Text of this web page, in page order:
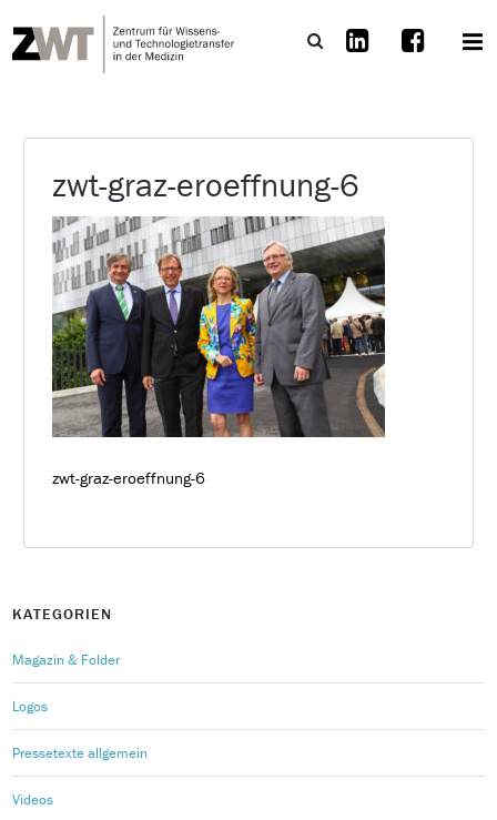
zwt-graz-eroeffnung-6
zwt-graz-eroeffnung-6
KATEGORIEN
Magazin & Folder
Logos
Pressetexte allgemein
Videos